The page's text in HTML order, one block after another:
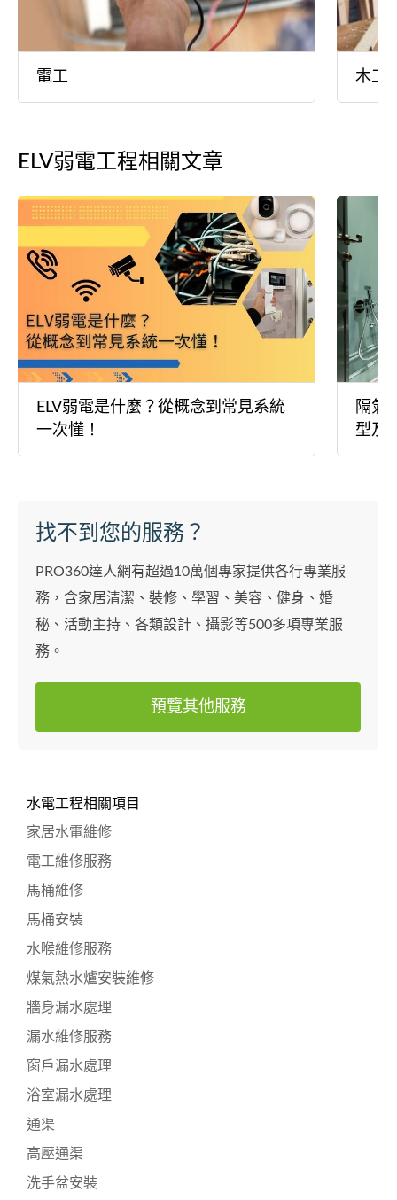
電工 木工
ELV弱電工程相關文章
ELV弱電是什麼？從概念到常見系統
一次懂！
隔氣
型及
找不到您的服務？
PRO360達人網有超過10萬個專家提供各行專業服
務，含家居清潔、裝修、學習、美容、健身、婚
秘、活動主持、各類設計、攝影等500多項專業服
務。
預覽其他服務
水電工程相關項目
家居水電維修
電工維修服務
馬桶維修
馬桶安裝
水喉維修服務
煤氣熱水爐安裝維修
牆身漏水處理
漏水維修服務
窗戶漏水處理
浴室漏水處理
通渠
高壓通渠
洗手盆安裝